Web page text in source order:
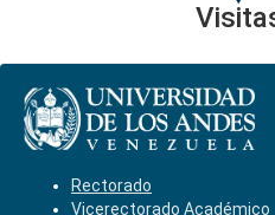
Rectorado
Vicerectorado Académico